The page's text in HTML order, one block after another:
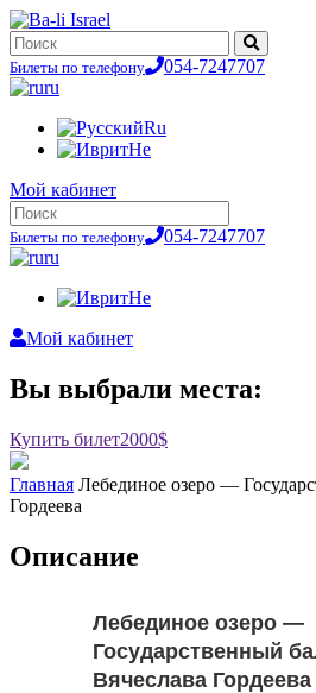
Билеты по телефону
054-7247707
ru
Ru
He
Мой кабинет
Билеты по телефону
054-7247707
ru
He
Мой кабинет
Вы выбрали места:
Купить билет2000$
Главная Лебединое озеро —
Гордеева
Описание
Лебединое озеро —
Государственный
Вячеслава Гордеева